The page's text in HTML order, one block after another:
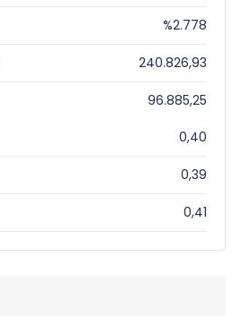
%2.778
240.826,93
96.885,25
0,40
0,39
0,41